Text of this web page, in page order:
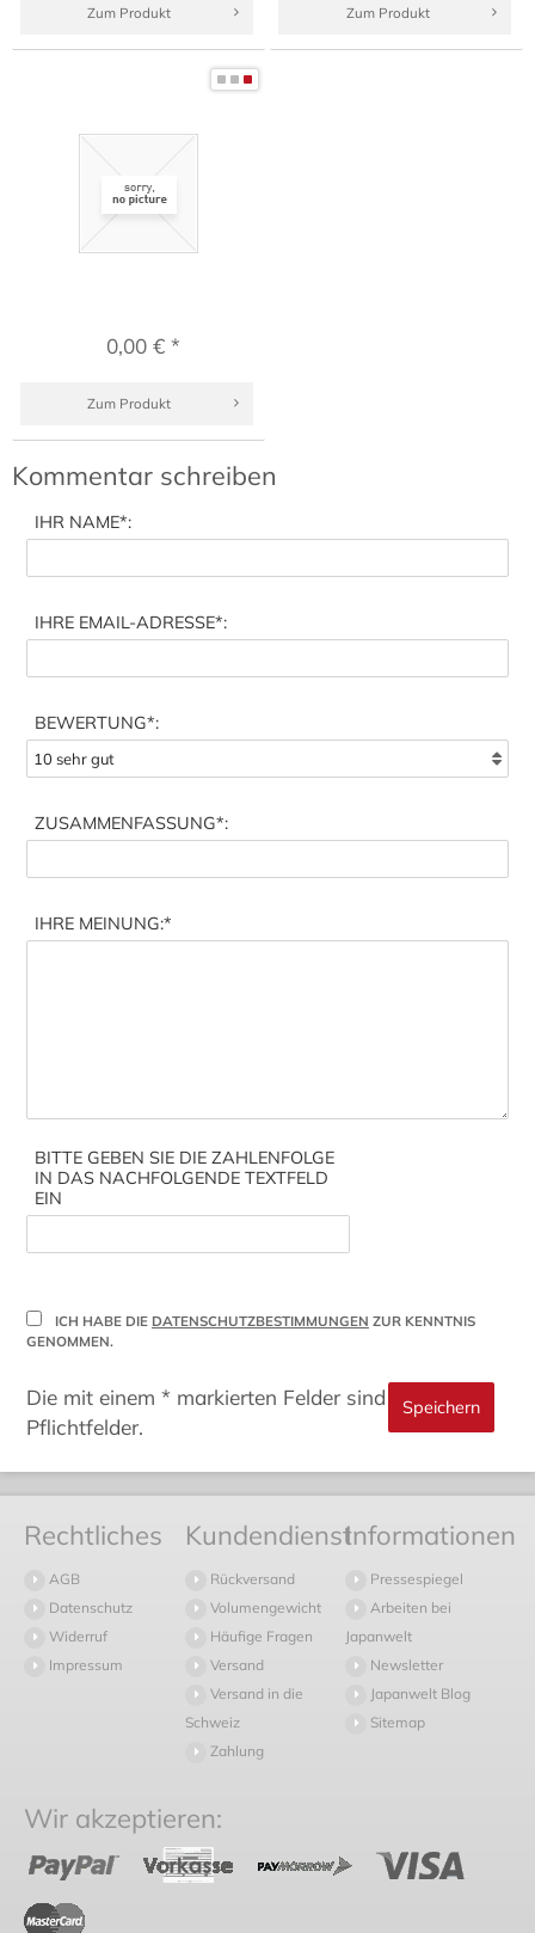
Zum Produkt Zum Produkt
0,00 € *
Zum Produkt
Kommentar schreiben
IHR NAME*:
IHRE EMAIL-ADRESSE*:
BEWERTUNG*:
ZUSAMMENFASSUNG*:
IHRE MEINUNG:*
BITTE GEBEN SIE DIE ZAHLENFOLGE
IN DAS NACHFOLGENDE TEXTFELD
EIN
ICH HABE DIE DATENSCHUTZBESTIMMUNGEN ZUR KENNTNIS
GENOMMEN.
Die mit einem * markierten Felder sind
Pflichtfelder.
Rechtliches
AGB
Datenschutz
Widerruf
Impressum
Kundendienst
Rückversand
Volumengewicht
Häufige Fragen
Versand
Versand in die
Schweiz
Zahlung
Informationen
Pressespiegel
Arbeiten bei
Japanwelt
Newsletter
Japanwelt Blog
Sitemap
Wir akzeptieren: